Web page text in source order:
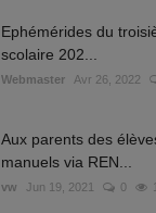
Ephémérides du
scolaire 202...
Webmaster Avr 26, 2022
Aux parents des
manuels via REN...
vw Jun 19, 2021 0